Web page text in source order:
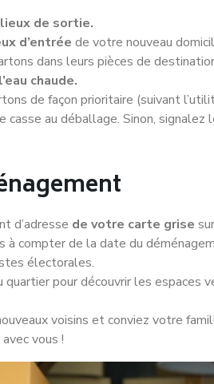
de sortie.
d’entrée de votre nouveau
dans leurs pièces de
l’eau chaude.
de façon prioritaire (suivant
casse au déballage. Sinon,
d’adresse de votre carte grise sur
à compter de la date du
électorales.
quartier pour découvrir les espaces
voisins et conviez votre
vous !